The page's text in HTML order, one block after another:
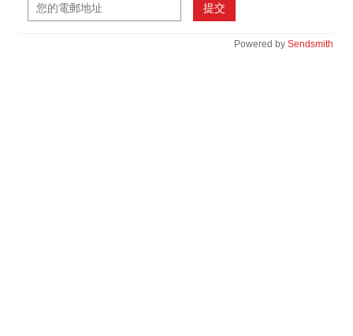
提交
Powered by Sendsmith